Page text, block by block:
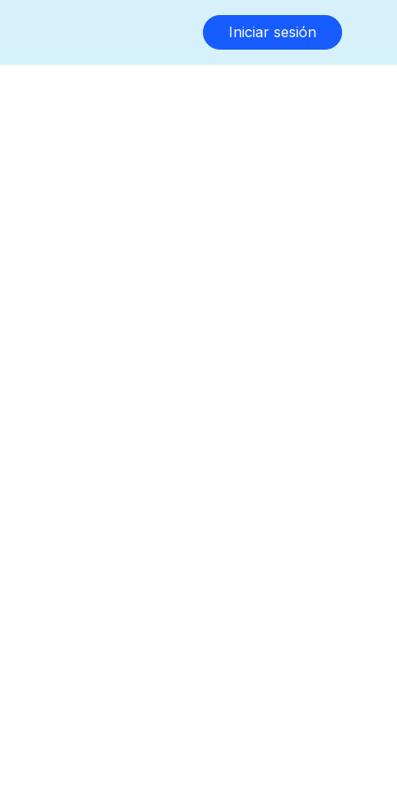
Iniciar sesión